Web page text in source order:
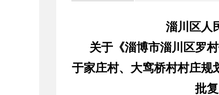
淄川区人
关于《淄博市淄川区罗
于家庄村、大窎桥村村庄规
批复